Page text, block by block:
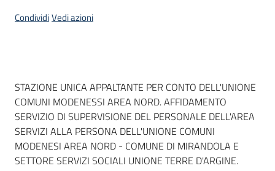
Seguici
su
CondividiVedi azioni
Dati del bando
STAZIONE UNICA APPALTANTE PER CONTO DELL'UNIONE
COMUNI MODENESSI AREA NORD. AFFIDAMENTO
SERVIZIO DI SUPERVISIONE DEL PERSONALE DELL'AREA
SERVIZI ALLA PERSONA DELL'UNIONE COMUNI
MODENESI AREA NORD - COMUNE DI MIRANDOLA E
SETTORE SERVIZI SOCIALI UNIONE TERRE D'ARGINE.